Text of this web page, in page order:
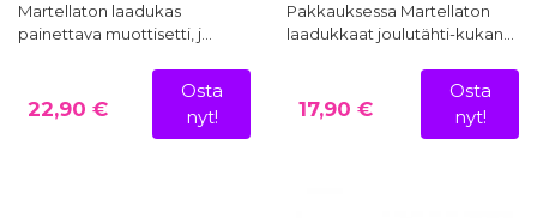
Martellaton laadukas
painettava muottisetti, j…
22,90 €
Osta
nyt!
Pakkauksessa Martellaton
laadukkaat joulutähti-kukan…
17,90 €
Osta
nyt!